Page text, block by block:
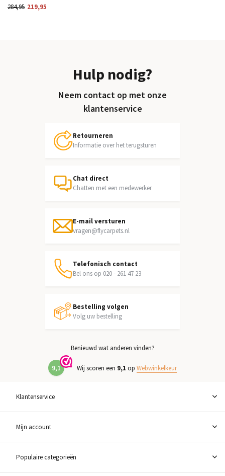
284,95 219,95
Hulp nodig?
Neem contact op met onze
klantenservice
Retourneren
Informatie over het terugsturen
Chat direct
Chatten met een medewerker
E-mail versturen
vragen@flycarpets.nl
Telefonisch contact
Bel ons op 020 - 261 47 23
Bestelling volgen
Volg uw bestelling
Benieuwd wat anderen vinden?
9,1 Wij scoren een 9,1 op Webwinkelkeur
Klantenservice
Mijn account
Populaire categorieën